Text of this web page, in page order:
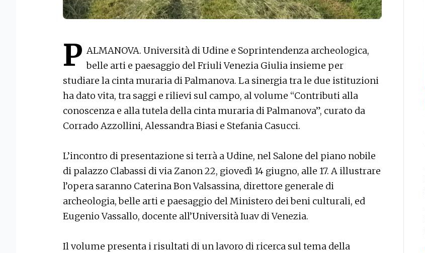
P ALMANOVA. Università di Udine e Soprintendenza archeologica,
belle arti e paesaggio del Friuli Venezia Giulia insieme per
studiare la cinta muraria di Palmanova. La sinergia tra le due istituzioni
ha dato vita, tra saggi e rilievi sul campo, al volume “Contributi alla
conoscenza e alla tutela della cinta muraria di Palmanova”, curato da
Corrado Azzollini, Alessandra Biasi e Stefania Casucci.
L’incontro di presentazione si terrà a Udine, nel Salone del piano nobile
di palazzo Clabassi di via Zanon 22, giovedì 14 giugno, alle 17. A illustrare
l’opera saranno Caterina Bon Valsassina, direttore generale di
archeologia, belle arti e paesaggio del Ministero dei beni culturali, ed
Eugenio Vassallo, docente all’Università Iuav di Venezia.
Il volume presenta i risultati di un lavoro di ricerca sul tema della